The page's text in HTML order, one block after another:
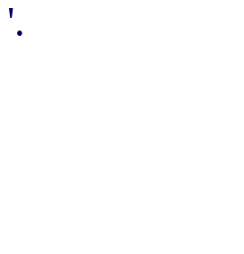
'.